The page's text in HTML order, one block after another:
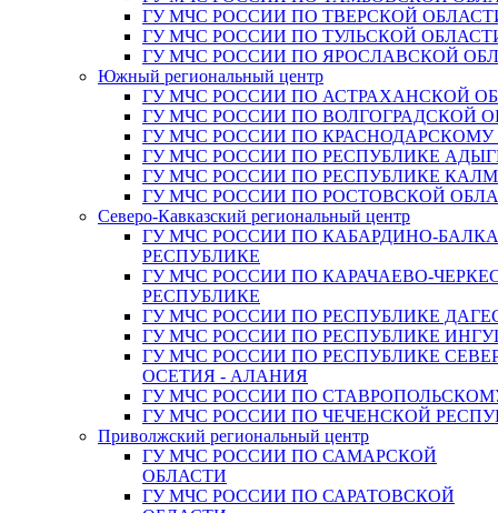
ГУ МЧС РОССИИ ПО ТВЕРСКОЙ
ГУ МЧС РОССИИ ПО ТУЛЬСКОЙ
ГУ МЧС РОССИИ ПО ЯРОСЛАВСКОЙ
Южный региональный центр
ГУ МЧС РОССИИ ПО АСТРАХАНСКОЙ
ГУ МЧС РОССИИ ПО ВОЛГОГРАДСКОЙ
ГУ МЧС РОССИИ ПО
ГУ МЧС РОССИИ ПО РЕСПУБЛИКЕ
ГУ МЧС РОССИИ ПО РЕСПУБЛИКЕ
ГУ МЧС РОССИИ ПО РОСТОВСКОЙ
Северо-Кавказский региональный центр
ГУ МЧС РОССИИ ПО КАБАРДИНО-
РЕСПУБЛИКЕ
ГУ МЧС РОССИИ ПО КАРАЧАЕВО-
РЕСПУБЛИКЕ
ГУ МЧС РОССИИ ПО РЕСПУБЛИКЕ
ГУ МЧС РОССИИ ПО РЕСПУБЛИКЕ
ГУ МЧС РОССИИ ПО РЕСПУБЛИКЕ
ОСЕТИЯ - АЛАНИЯ
ГУ МЧС РОССИИ ПО
ГУ МЧС РОССИИ ПО ЧЕЧЕНСКОЙ
Приволжский региональный центр
ГУ МЧС РОССИИ ПО САМАРСКОЙ
ОБЛАСТИ
ГУ МЧС РОССИИ ПО САРАТОВСКОЙ